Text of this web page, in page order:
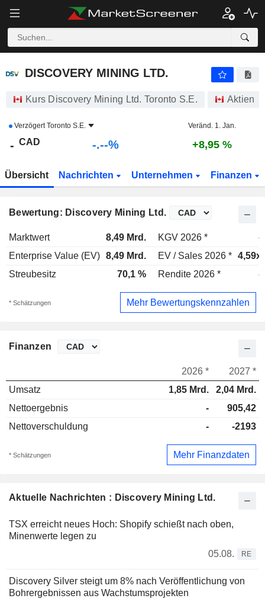
DISCOVERY MINING LTD. - $ -
DISCOVERY MINING LTD.
Kurs Discovery Mining Ltd. Toronto S.E. Aktien
VerzögertToronto S.E. Veränd. 1. Jan.
- CAD -.--% +8,95 %
Übersicht Nachrichten Unternehmen Finanzen
Bewertung: Discovery Mining Ltd.
Marktwert 8,49 Mrd. KGV 2026 *
-
Enterprise Value (EV) 8,49 Mrd. EV / Sales 2026 * 4,59x
Streubesitz
70,1 % Rendite 2026 * -
* Schätzungen Mehr Bewertungskennzahlen
Aktuelle Nachrichten : Discovery Mining Ltd.
TSX erreicht neues Hoch: Shopify schießt nach oben,
Minenwerte legen zu
05.08.
RE
Discovery Silver steigt um 8% nach Veröffentlichung von
Bohrergebnissen aus Wachstumsprojekten
Finanzen
2026 *
2027 *
Umsatz
1,85 Mrd.
2,04 Mrd.
Nettoergebnis
-
905,42
Nettoverschuldung
- -2193
* Schätzungen Mehr Finanzdaten